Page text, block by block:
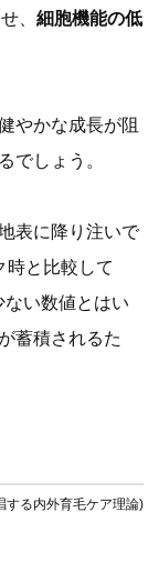
、 細胞機能の低
やかな成長が阻
でしょう。
表に降り注いで
時と比較して
い数値とはい
蓄積されるた
する内外育毛ケア理論)